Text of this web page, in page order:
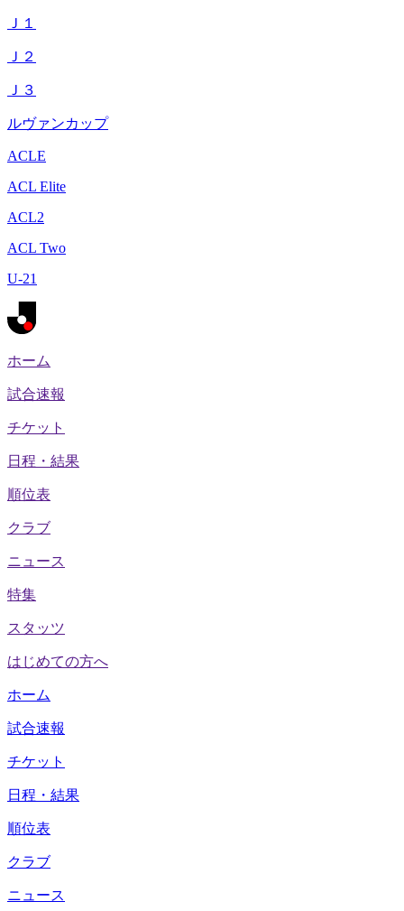
Ｊ１
Ｊ２
Ｊ３
ルヴァンカップ
ACLE
ACL Elite
ACL2
ACL Two
U-21
ホーム
試合速報
チケット
日程・結果
順位表
クラブ
ニュース
特集
スタッツ
はじめての方へ
ホーム
試合速報
チケット
日程・結果
順位表
クラブ
ニュース